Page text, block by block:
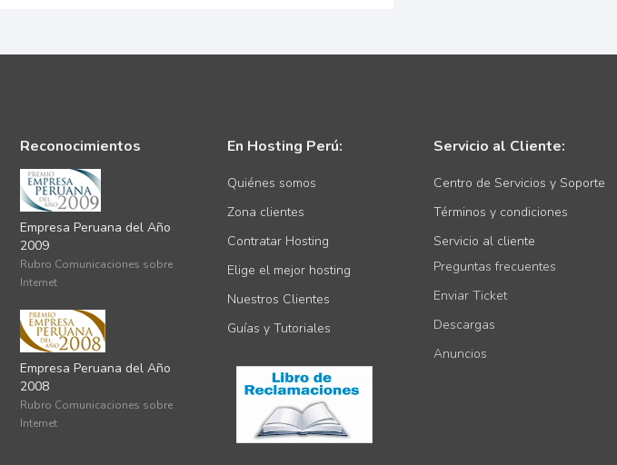
Reconocimientos
Empresa Peruana del Año
2009
Rubro Comunicaciones sobre
Internet
Empresa Peruana del Año
2008
Rubro Comunicaciones sobre
Internet
En Hosting Perú:
Quiénes somos
Zona clientes
Contratar Hosting
Elige el mejor hosting
Nuestros Clientes
Guías y Tutoriales
Servicio al Cliente:
Centro de Servicios y Soporte
Términos y condiciones
Servicio al cliente
Preguntas frecuentes
Enviar Ticket
Descargas
Anuncios